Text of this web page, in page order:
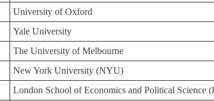
University of Oxford
Yale University
The University of Melbourne
New York University (NYU)
London School of Economics and Political Science